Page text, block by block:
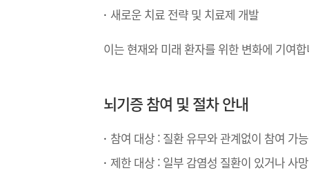
새로운 치료 전략 및 치료제 개발
이는 현재와 미래 환자를 위한 변화에 기여
뇌기증 참여 및 절차 안내
참여 대상 : 질환 유무와 관계없이 참여 가
제한 대상 : 일부 감염성 질환이 있거나 사